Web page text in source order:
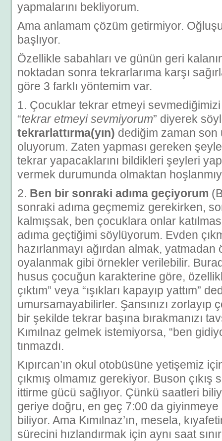
yapmalarını bekliyorum.
Ama anlamam çözüm getirmiyor.
başlıyor.
Özellikle sabahları ve günün geri
noktadan sonra tekrarlarıma karşı
göre 3 farklı yöntemim var.
1. Çocuklar tekrar etmeyi
“tekrar etmeyi sevmiyorum” diyerek
tekrarlattırma(yın) dediğim zaman son
oluyorum. Zaten yapması gereken
tekrar yapacaklarını bildikleri şeyleri
vermek durumunda olmaktan
2. Ben bir sonraki adıma geçiyorum
sonraki adıma geçmemiz gerekirken,
kalmışsak, ben çocuklara onlar
adıma geçtiğimi söylüyorum. Evden
hazırlanmayı ağırdan almak, yatmadan
oyalanmak gibi örnekler verilebilir.
husus çocuğun karakterine göre,
çıktım” veya “ışıkları kapayıp yattım”
umursamayabilirler. Şansınızı
bir şekilde tekrar başına bırakmanızı
Kımılnaz gelmek istemiyorsa, “ben
tınmazdı.
Kıpırcan’ın okul otobüsüne yetişemiz
çıkmış olmamız gerekiyor. Buson çıkış
ittirme gücü sağlıyor. Çünkü saatleri
geriye doğru, en geç 7:00 da giyinmeye
biliyor. Ama Kımılnaz’ın, mesela,
sürecini hızlandırmak için aynı saat